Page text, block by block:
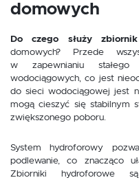
domowych
Do czego służy
domowych? Przede
w zapewnianiu
wodociągowych, co jest
do sieci wodociągowej jest
mogą cieszyć się stabilnym
zwiększonego poboru.
System hydroforowy
podlewanie, co znacząco
Zbiorniki hydroforowe